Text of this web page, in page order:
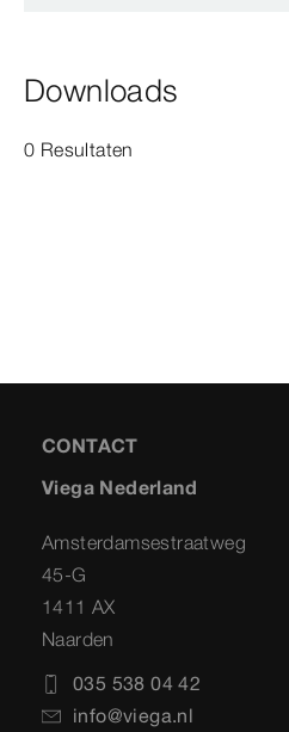
Downloads
0 Resultaten
CONTACT
Viega Nederland
Amsterdamsestraatweg
45-G
1411 AX
Naarden
035 538 04 42
info@viega.nl